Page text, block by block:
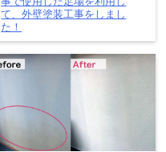
て、外壁塗装工事をしまし
た！